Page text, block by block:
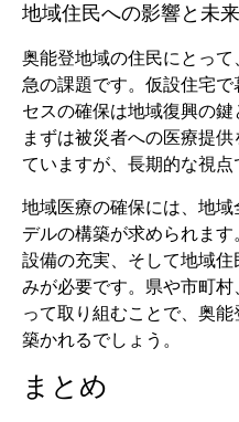
地域住民への影響と未
奥能登地域の住民にとっ
急の課題です。仮設住宅
セスの確保は地域復興の鍵
まずは被災者への医療提
ていますが、長期的な視点
地域医療の確保には、地
デルの構築が求められま
設備の充実、そして地域
みが必要です。県や市町
って取り組むことで、奥
築かれるでしょう。
まとめ